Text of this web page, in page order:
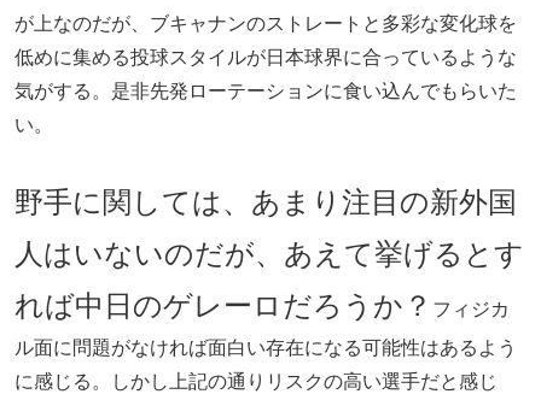
が上なのだが、ブキャナンのストレートと多彩な変化球を
低めに集める投球スタイルが日本球界に合っているような
気がする。是非先発ローテーションに食い込んでもらいた
い。
野手に関しては、あまり注目の新外国
人はいないのだが、あえて挙げるとす
れば中日のゲレーロだろうか？ フィジカ
ル面に問題がなければ面白い存在になる可能性はあるよう
に感じる。しかし上記の通りリスクの高い選手だと感じ